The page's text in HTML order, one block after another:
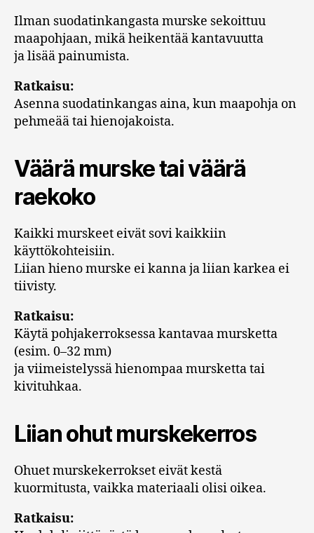
Ilman suodatinkangasta murske sekoittuu
maapohjaan, mikä heikentää kantavuutta
ja lisää painumista.
Ratkaisu:
Asenna suodatinkangas aina, kun maapohja on
pehmeää tai hienojakoista.
Väärä murske tai väärä
raekoko
Kaikki murskeet eivät sovi kaikkiin
käyttökohteisiin.
Liian hieno murske ei kanna ja liian karkea ei
tiivisty.
Ratkaisu:
Käytä pohjakerroksessa kantavaa mursketta
(esim. 0–32 mm)
ja viimeistelyssä hienompaa mursketta tai
kivituhkaa.
Liian ohut murskekerros
Ohuet murskekerrokset eivät kestä
kuormitusta, vaikka materiaali olisi oikea.
Ratkaisu: